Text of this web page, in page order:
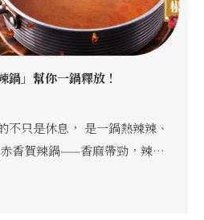
鍋」幫你一鍋釋放！
不只是休息， 是一鍋熱辣辣、
出所有壓力與壞情緒，讓你徹
三寶，辣感再升級???? 油條：外...